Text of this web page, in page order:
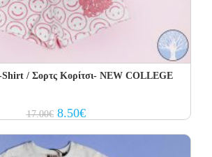
Shirt / Σορτς Κορίτσι- NEW COLLEGE
17.00€ Original
price
17.00€.
8.50€Current
price